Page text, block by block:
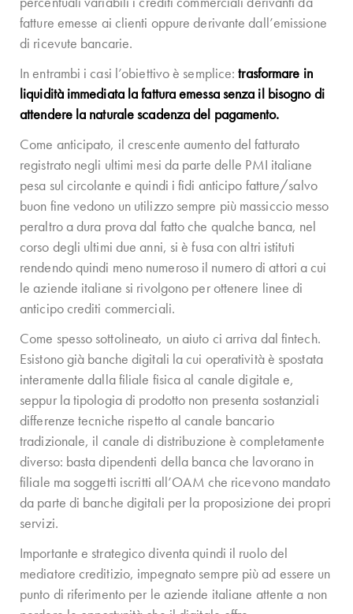
fatture emesse ai clienti oppure derivante dall’emissione
di ricevute bancarie.
In entrambi i casi l’obiettivo è semplice:trasformare in
liquidità immediata la fattura emessa senza il bisogno di
attendere la naturale scadenza del pagamento.
Come anticipato, il crescente aumento del fatturato
registrato negli ultimi mesi da parte delle PMI italiane
pesa sul circolante e quindi i fidi anticipo fatture/salvo
buon fine vedono un utilizzo sempre più massiccio messo
peraltro a dura prova dal fatto che qualche banca, nel
corso degli ultimi due anni, si è fusa con altri istituti
rendendo quindi meno numeroso il numero di attori a cui
le aziende italiane si rivolgono per ottenere linee di
anticipo crediti commerciali.
Come spesso sottolineato, un aiuto ci arriva dal fintech.
Esistono già banche digitali la cui operatività è spostata
interamente dalla filiale fisica al canale digitale e,
seppur la tipologia di prodotto non presenta sostanziali
differenze tecniche rispetto al canale bancario
tradizionale, il canale di distribuzione è completamente
diverso: basta dipendenti della banca che lavorano in
filiale ma soggetti iscritti all’OAM che ricevono mandato
da parte di banche digitali per la proposizione dei propri
servizi.
Importante e strategico diventa quindi il ruolo del
mediatore creditizio, impegnato sempre più ad essere un
punto di riferimento per le aziende italiane attente a non